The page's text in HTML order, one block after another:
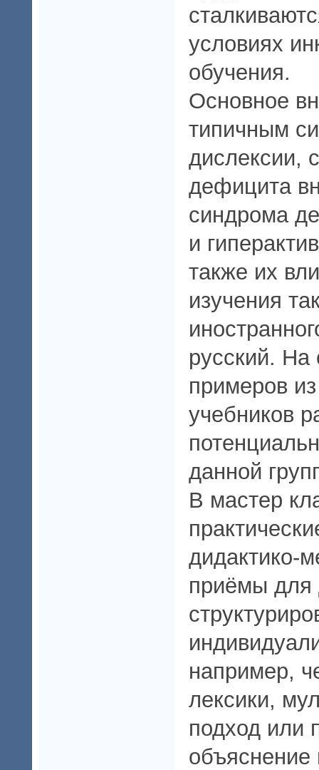
условиях
обучения.
Основное
типичным
дислексии,
дефицита
синдрома
и
также их
изучения
русский. На
примеров
учебников
данной
В мастер
дидактико-
приёмы
например,
лексики,
подход или